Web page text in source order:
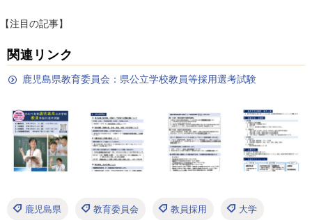
【注目の記事】
関連リンク
鹿児島県教育委員会：県公立学校教員等採用選考試験
鹿児島県 教育委員会 教員採用 大学